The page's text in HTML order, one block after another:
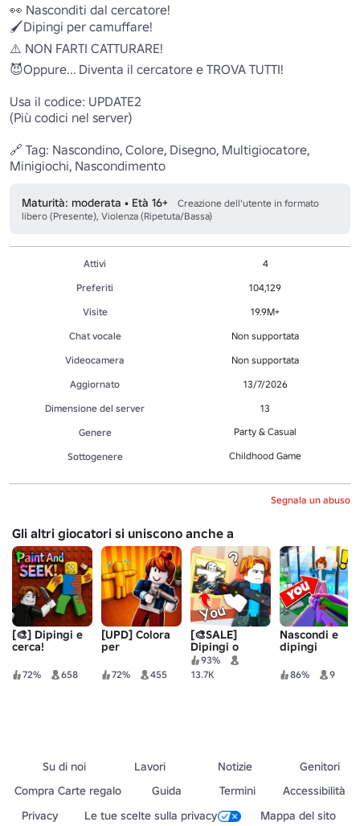
👀 Nasconditi dal cercatore!
🖌️Dipingi per camuffare!
⚠️ NON FARTI CATTURARE!
😈Oppure... Diventa il cercatore e TROVA TUTTI!
Usa il codice: UPDATE2
(Più codici nel server)
🔗 Tag: Nascondino, Colore, Disegno, Multigiocatore,
Minigiochi, Nascondimento
Maturità: moderata • Età 16+
Creazione dell'utente in formato
libero (Presente), Violenza (Ripetuta/Bassa)
Attivi
4
Preferiti
104,129
Visite
19.9M+
Chat vocale
Non supportata
Videocamera
Non supportata
Aggiornato
13/7/2026
Dimensione del server
13
Genere
Party & Casual
Sottogenere Childhood Game
Segnala un abuso
Gli altri giocatori si uniscono anche a
[🎨] Dipingi e
cerca!
72% 658
[UPD] Colora
per
72% 455
[🎨SALE]
Dipingi o
muori!
93%
13.7K
Nascondi e
dipingi
86% 9
Su di noi Lavori Notizie
Genitori
Compra Carte regalo
Guida Termini
Accessibilità
Privacy
Le tue scelte sulla privacy Mappa del sito